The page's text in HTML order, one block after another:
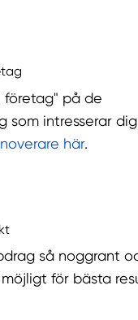
företag" på de
som intresserar
här.
så noggrant
för bästa